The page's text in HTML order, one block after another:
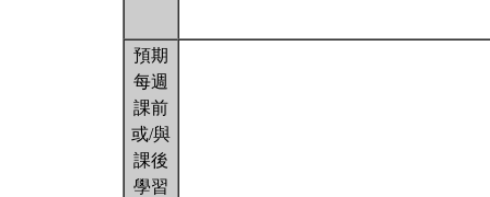
預期
每週
課前
或/與
課後
學習